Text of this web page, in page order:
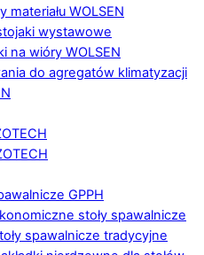
materiału WOLSEN
wystawowe
na wióry WOLSEN
do agregatów klimatyzacji
GPPH
stoły spawalnicze
spawalnicze tradycyjne